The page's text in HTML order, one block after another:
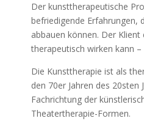
Der kunsttherapeutische
befriedigende Erfahrungen,
abbauen können. Der
therapeutisch wirken kann
Die Kunsttherapie ist als
den 70er Jahren des
Fachrichtung der
Theatertherapie-Formen.